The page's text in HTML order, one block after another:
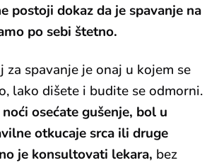
postoji dokaz da je spavanje na
po sebi štetno.
spavanje je onaj u kojem se
lako dišete i budite se odmorni.
osećate gušenje, bol u
otkucaje srca ili druge
je konsultovati lekara, bez